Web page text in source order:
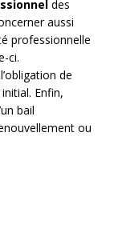
des
aussi
professionnelle
ci.
de
Enfin,
bail
ou